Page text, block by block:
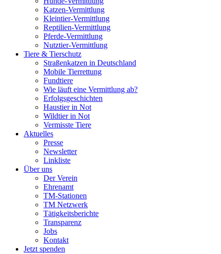
Katzen-Vermittlung
Kleintier-Vermittlung
Reptilien-Vermittlung
Pferde-Vermittlung
Nutztier-Vermittlung
Tiere & Tierschutz
Straßenkatzen in Deutschland
Mobile Tierrettung
Fundtiere
Wie läuft eine Vermittlung ab?
Erfolgsgeschichten
Haustier in Not
Wildtier in Not
Vermisste Tiere
Aktuelles
Presse
Newsletter
Linkliste
Über uns
Der Verein
Ehrenamt
TM-Stationen
TM Netzwerk
Tätigkeitsberichte
Transparenz
Jobs
Kontakt
Jetzt spenden